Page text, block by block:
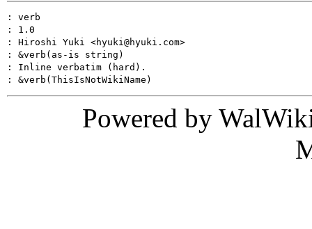
: verb
: 1.0
: Hiroshi Yuki <hyuki@hyuki.com>
: &verb(as-is string)
: Inline verbatim (hard).
Powered by